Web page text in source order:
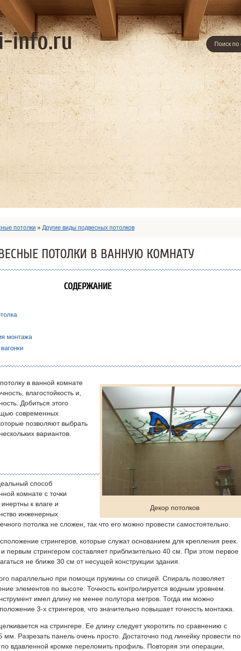
потолки » Другие виды подвесных потолков
ПОТОЛКИ В ВАННУЮ КОМНАТУ
СОДЕРЖАНИЕ
монтажа
Декор потолков
в ванной комнате
влагостойкость и,
Добиться этого
современных
позволяют выбрать
вариантов.
способ
комнате с точки
к влаге и
инженерных
потолка не сложен, так что его можно провести самостоятельно.
стрингеров, которые служат основанием для крепления реек.
первым стрингером составляет приблизительно 40 см. При этом первое
не ближе 30 см от несущей конструкции здания.
параллельно при помощи пружины со спицей. Спираль позволяет
элементов по высоте. Точность контролируется водным уровнем.
имел длину не менее полутора метров. Тогда им можно
3-х стрингеров, что значительно повышает точность монтажа.
на стрингере. Ее длину следует укоротить по сравнению с
Разрезать панель очень просто. Достаточно под линейку провести по
вдавленной кромке переломить профиль. Повторяя эти операции,